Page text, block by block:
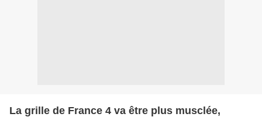
La grille de France 4 va être plus musclée,